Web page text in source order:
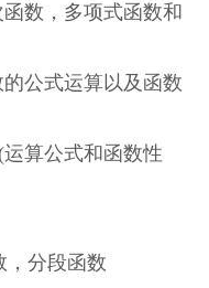
数，多项式函数和
公式运算以及函数
算公式和函数性
分段函数